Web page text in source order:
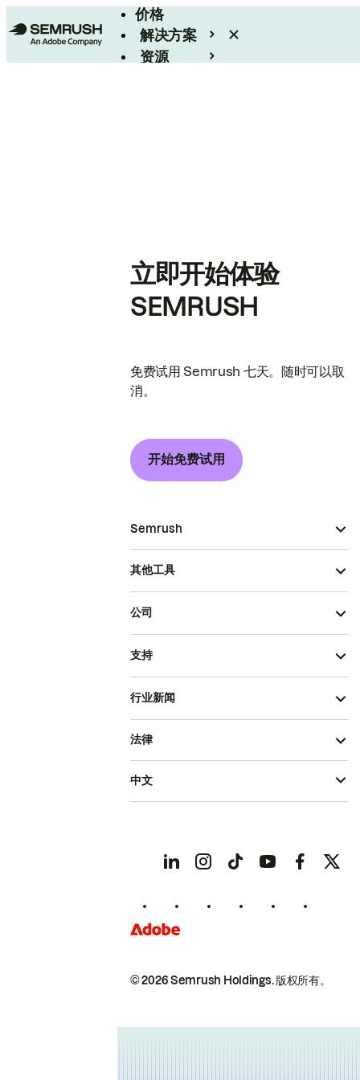
价格
解决方案
资源
立即开始体验
SEMRUSH
免费试用 Semrush 七天。随时可以取
消。
开始免费试用
Semrush
其他工具
公司
支持
行业新闻
© 2026 Semrush Holdings.版权所有。
法律
中文